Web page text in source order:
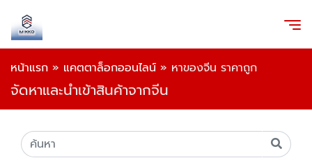
หน้าแรก » แคตตาล็อกออนไลน์ » หาของจีน ราคาถูก
จัดหาและนำเข้าสินค้าจากจีน